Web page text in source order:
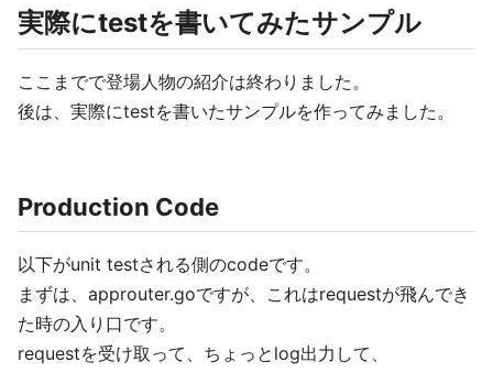
実際にtestを書いてみたサンプル
ここまでで登場人物の紹介は終わりました。
後は、実際にtestを書いたサンプルを作ってみました。
Production Code
以下がunit testされる側のcodeです。
まずは、approuter.goですが、これはrequestが飛んでき
た時の入り口です。
requestを受け取って、ちょっとlog出力して、